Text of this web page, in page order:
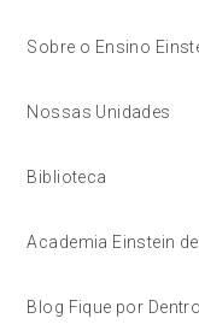
Sobre o Ensino
Nossas Unidades
Biblioteca
Academia Einstein
Blog Fique por Dentro